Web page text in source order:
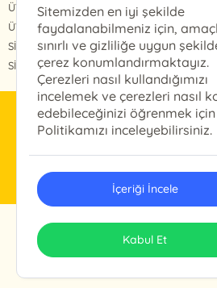
ÜYE OL
ÜYE GİRİŞ
SİPARİŞLERİM
SİPARİŞ TAKİP
(0212) 327
© 2024 Arkabahçe. Her
Tasarım & Uygulama
Sitemizden en iyi şekilde
faydalanabilmeniz için,
sınırlı ve gizliliğe uygun
çerez konumlandırmaktayız.
Çerezleri nasıl kullandığımızı
incelemek ve çerezleri nasıl
edebileceğinizi öğrenmek için
Politikamızı inceleyebilirsiniz.
İçeriği İncele
Kabul Et